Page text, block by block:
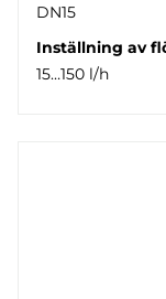
DN40 (1)
DN50 (2)
DN15
Inställning av
15…150 l/h